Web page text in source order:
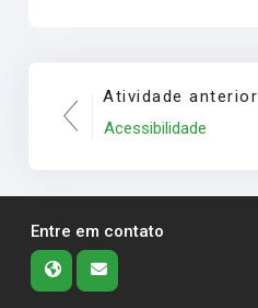
Atividade anterior
Acessibilidade
Entre em contato